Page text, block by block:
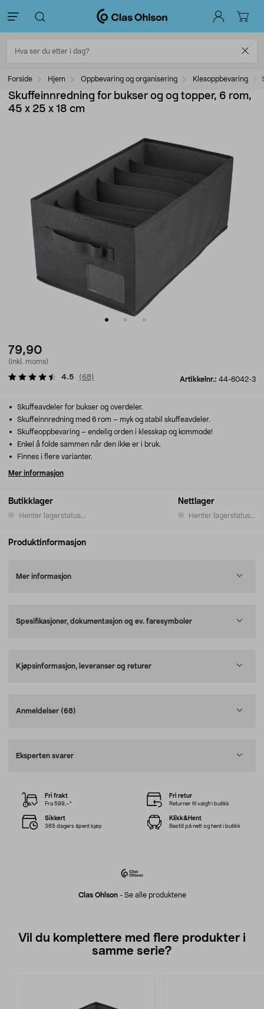
Forside Hjem Oppbevaring og organisering Klesoppbevaring
Skuffeinnredning for bukser og og topper, 6 rom,
45 x 25 x 18 cm
79,90
(inkl. moms)
Artikkelnr.: 44-6042-3
4.5 (68)
Butikklager
Henter lagerstatus...
Nettlager
Henter lagerstatus...
Skuffeavdeler for bukser og overdeler.
Skuffeinnredning med 6 rom – myk og stabil skuffeavdeler.
Skuffeoppbevaring – endelig orden i klesskap og kommode!
Enkel å folde sammen når den ikke er i bruk.
Finnes i flere varianter.
Mer informasjon
Produktinformasjon
Mer informasjon
Spesifikasjoner, dokumentasjon og ev. faresymboler
Kjøpsinformasjon, leveranser og returer
Anmeldelser (68)
Eksperten svarer
Clas Ohlson- Se alle produktene
Fri frakt
Fra 599,–*
Fri retur
Returner til valgfri butikk
Sikkert
365 dagers åpent kjøp
Klikk&Hent
Bestill på nett og hent i butikk
Vil du komplettere med flere produkter i
samme serie?